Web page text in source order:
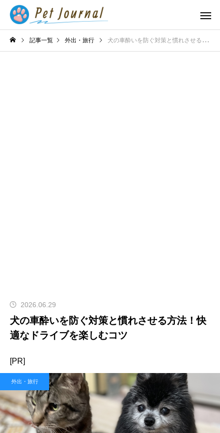
記事一覧 外出・旅行 犬の車酔いを防ぐ対策と慣れさせる方法！快適なドライブを楽しむコツ
2026.06.29
犬の車酔いを防ぐ対策と慣れさせる方法！快
適なドライブを楽しむコツ
[PR]
外出・旅行